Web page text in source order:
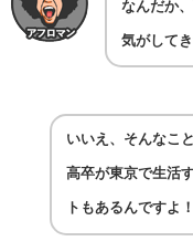
なんだか
気がして
いいえ、そんなこ
高卒が東京で生活
トもあるんですよ！